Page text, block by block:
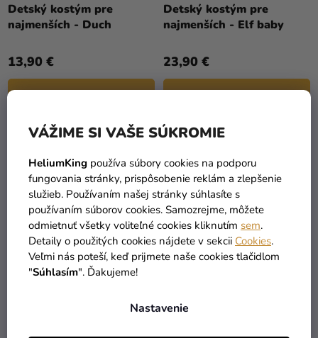
VÁŽIME SI VAŠE SÚKROMIE
HeliumKing používa súbory cookies na podporu
fungovania stránky, prispôsobenie reklám a zlepšenie
služieb. Používaním našej stránky súhlasíte s
používaním súborov cookies. Samozrejme, môžete
odmietnuť všetky voliteľné cookies kliknutím sem.
Detaily o použitých cookies nájdete v sekcii Cookies.
Veľmi nás poteší, keď prijmete naše cookies tlačidlom
"Súhlasím". Ďakujeme!
Nastavenie
Detský kostým pre
najmenších - Duch
13,90 €
Detský kostým pre
najmenších - Elf baby
23,90 €
najmenších - Indián